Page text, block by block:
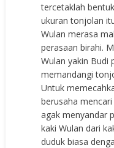
tercetaklah
ukuran tonjolan
Wulan merasa
perasaan birahi.
Wulan yakin Budi
memandangi
Untuk
berusaha
agak menyandar
kaki Wulan dari
duduk biasa